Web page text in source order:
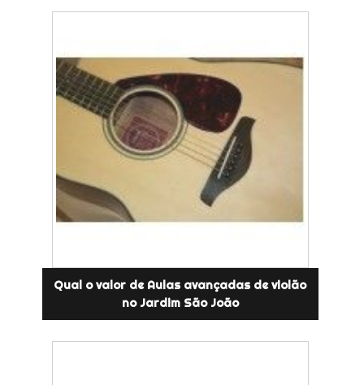
Qual o valor de Aulas avançadas de violão
no Jardim São João